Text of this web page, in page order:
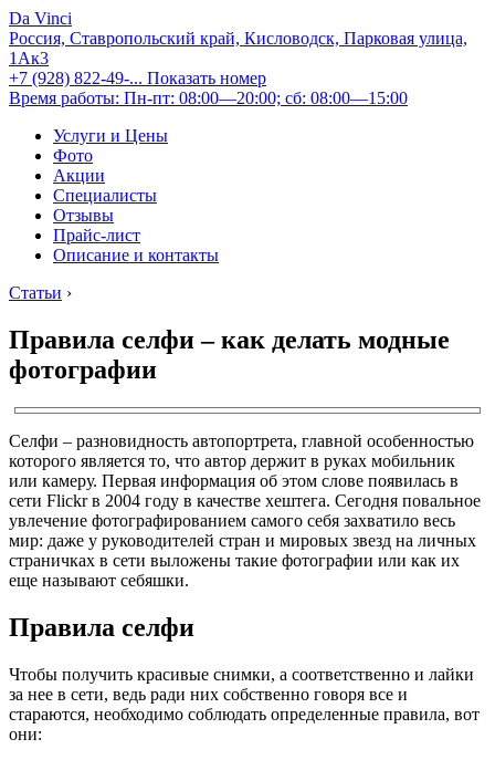
Da Vinci
Россия, Ставропольский край, Кисловодск, Парковая улица,
1Ак3
+7 (928) 822-49-... Показать номер
Время работы: Пн-пт: 08:00—20:00; сб: 08:00—15:00
Услуги и Цены
Фото
Акции
Специалисты
Отзывы
Прайс-лист
Описание и контакты
Статьи ›
Правила селфи – как делать модные
фотографии
Селфи – разновидность автопортрета, главной особенностью
которого является то, что автор держит в руках мобильник
или камеру. Первая информация об этом слове появилась в
сети Flickr в 2004 году в качестве хештега. Сегодня повальное
увлечение фотографированием самого себя захватило весь
мир: даже у руководителей стран и мировых звезд на личных
страничках в сети выложены такие фотографии или как их
еще называют себяшки.
Правила селфи
Чтобы получить красивые снимки, а соответственно и лайки
за нее в сети, ведь ради них собственно говоря все и
стараются, необходимо соблюдать определенные правила, вот
они: